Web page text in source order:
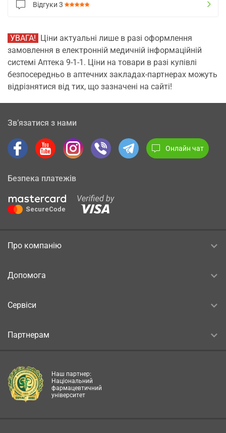
Відгуки 3
УВАГА! Ціни актуальні лише в разі оформлення
замовлення в електронній медичній інформаційній
системі Аптека 9-1-1. Ціни на товари в разі купівлі
безпосередньо в аптечних закладах-партнерах можуть
відрізнятися від тих, що зазначені на сайті!
Зв’язатися з нами
Онлайн чат
Безпека платежів
Про компанію
Допомога
Сервіси
Партнерам
Наш партнер:
Національний
фармацевтичний
університет